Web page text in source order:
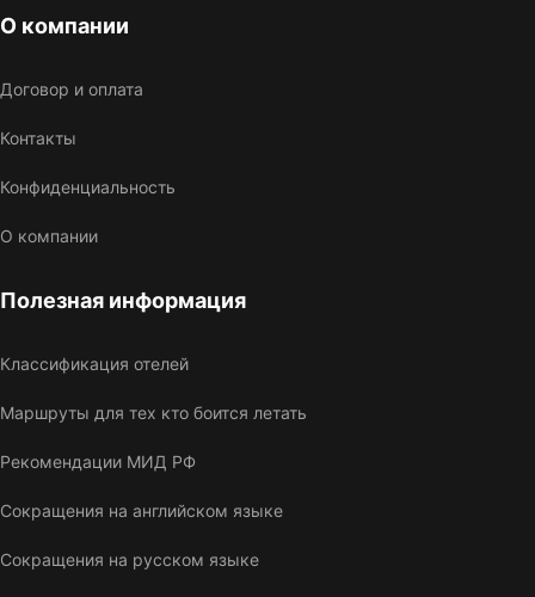
О компании
Договор и оплата
Контакты
Конфиденциальность
О компании
Полезная информация
Классификация отелей
Маршруты для тех кто боится летать
Рекомендации МИД РФ
Сокращения на английском языке
Сокращения на русском языке